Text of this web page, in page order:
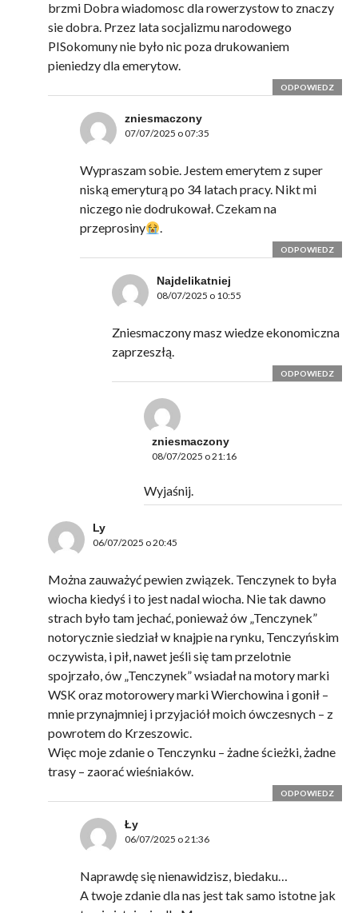
brzmi Dobra wiadomosc dla rowerzystow to znaczy
sie dobra. Przez lata socjalizmu narodowego
PISokomuny nie było nic poza drukowaniem
pieniedzy dla emerytow.
ODPOWIEDZ
zniesmaczony
07/07/2025 o 07:35
Wypraszam sobie. Jestem emerytem z super
niską emeryturą po 34 latach pracy. Nikt mi
niczego nie dodrukował. Czekam na
przeprosiny
.
ODPOWIEDZ
Najdelikatniej
08/07/2025 o 10:55
Zniesmaczony masz wiedze ekonomiczna
zaprzeszłą.
ODPOWIEDZ
zniesmaczony
08/07/2025 o 21:16
Wyjaśnij.
Ly
06/07/2025 o 20:45
Można zauważyć pewien związek. Tenczynek to była
wiocha kiedyś i to jest nadal wiocha. Nie tak dawno
strach było tam jechać, ponieważ ów „Tenczynek”
notorycznie siedział w knajpie na rynku, Tenczyńskim
oczywista, i pił, nawet jeśli się tam przelotnie
spojrzało, ów „Tenczynek” wsiadał na motory marki
WSK oraz motorowery marki Wierchowina i gonił –
mnie przynajmniej i przyjaciół moich ówczesnych – z
powrotem do Krzeszowic.
Więc moje zdanie o Tenczynku – żadne ścieżki, żadne
trasy – zaorać wieśniaków.
ODPOWIEDZ
Ły
06/07/2025 o 21:36
Naprawdę się nienawidzisz, biedaku…
A twoje zdanie dla nas jest tak samo istotne jak